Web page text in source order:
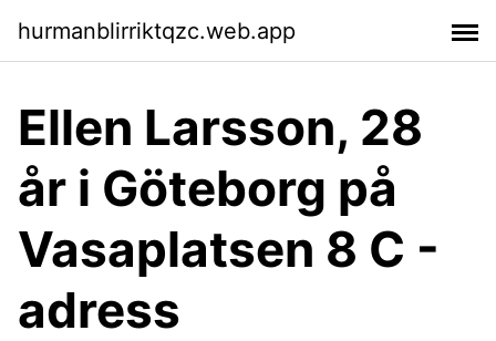
hurmanblirriktqzc.web.app
Ellen Larsson, 28
år i Göteborg på
Vasaplatsen 8 C -
adress